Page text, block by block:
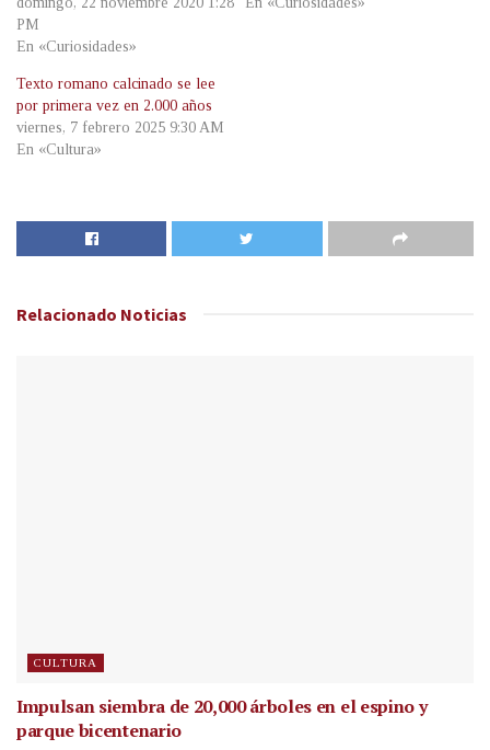
PM
En «Curiosidades»
Texto romano calcinado se lee
por primera vez en 2.000 años
viernes, 7 febrero 2025 9:30 AM
En «Cultura»
Relacionado Noticias
CULTURA
Impulsan siembra de 20,000 árboles en el espino y
parque bicentenario